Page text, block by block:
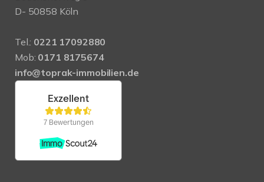
D- 50858 Köln
Tel.: 0221 17092880
Mob: 0171 8175674
info@toprak-immobilien.de